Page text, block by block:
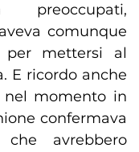
preoccupati,
comunque
per mettersi al
E ricordo anche
nel momento in
confermava
avrebbero